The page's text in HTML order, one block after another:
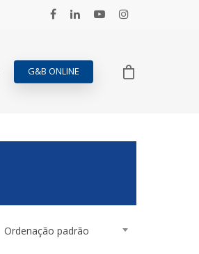
G&B ONLINE
Ordenação padrão